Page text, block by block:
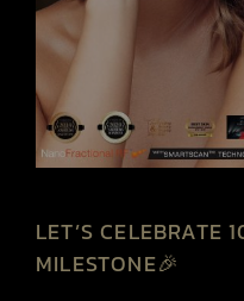
LET’S
MILESTONE🎉